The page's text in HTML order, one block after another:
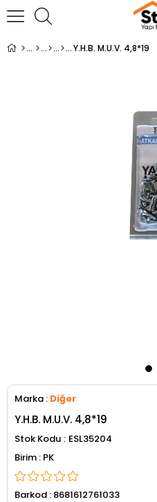
Y.H.B. M.U.V. 4,8*19
Marka : Diğer
Y.H.B. M.U.V. 4,8*19
Stok Kodu
ESL35204
PK
Barkod : 8681612761033